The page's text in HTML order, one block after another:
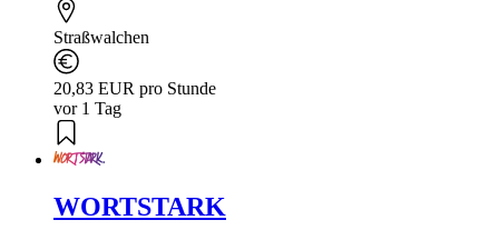
Straßwalchen
20,83 EUR pro Stunde
vor 1 Tag
WORTSTARK